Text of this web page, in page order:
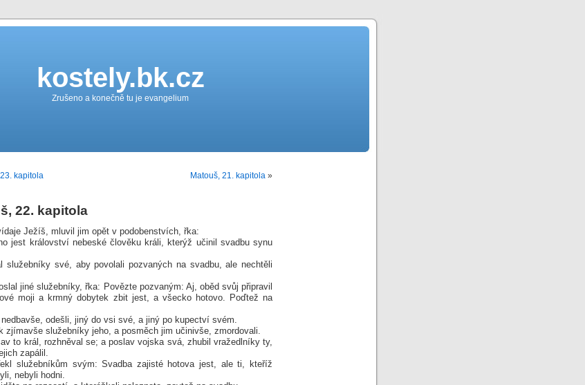
kostely.bk.cz
Zrušeno a konečně tu je evangelium
kapitola Matouš, 21. kapitola »
22. kapitola
Ježíš, mluvil jim opět v podobenstvích, řka:
jest království nebeské člověku králi, kterýž učinil svadbu synu
služebníky své, aby povolali pozvaných na svadbu, ale nechtěli
jiné služebníky, řka: Povězte pozvaným: Aj, oběd svůj připravil
moji a krmný dobytek zbit jest, a všecko hotovo. Poďtež na
odešli, jiný do vsi své, a jiný po kupectví svém.
zjímavše služebníky jeho, a posměch jim učinivše, zmordovali.
to král, rozhněval se; a poslav vojska svá, zhubil vražedlníky ty,
zapálil.
služebníkům svým: Svadba zajisté hotova jest, ale ti, kteříž
nebyli hodni.